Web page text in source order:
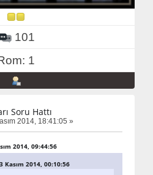
101
1
Soru Hattı
2014, 18:41:05 »
2014, 09:44:56
Kasım 2014, 00:10:56